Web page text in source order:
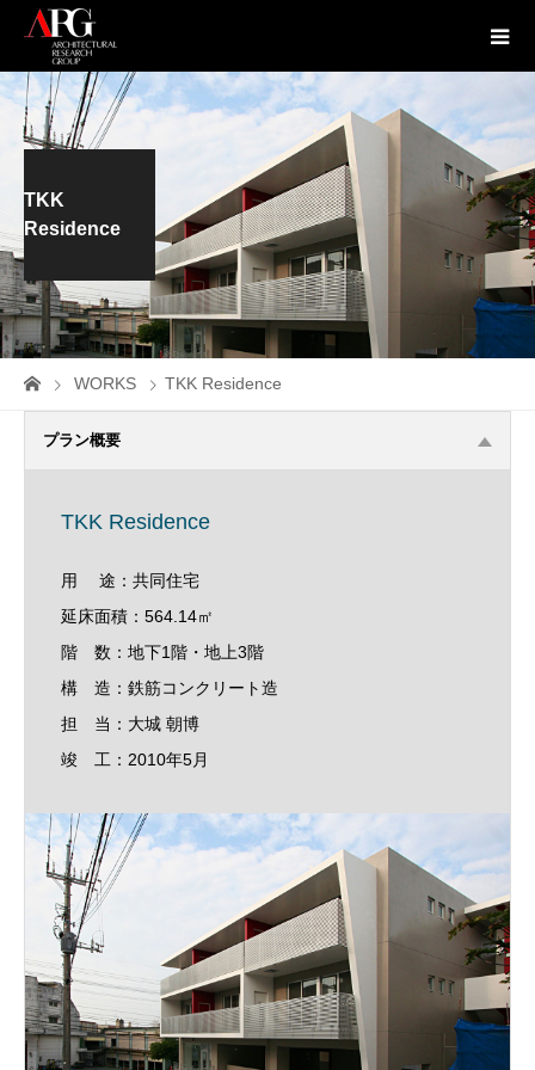
TKK
Residence
WORKS TKK Residence
プラン概要
TKK Residence
用 途：共同住宅
延床面積：564.14㎡
階 数：地下1階・地上3階
構 造：鉄筋コンクリート造
担 当：大城 朝博
竣 工：2010年5月